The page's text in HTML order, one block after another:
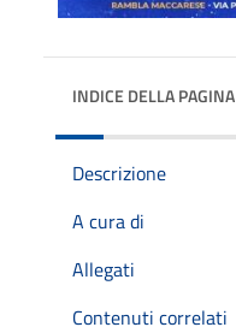
INDICE DELLA PAGINA
Descrizione
A cura di
Allegati
Contenuti correlati